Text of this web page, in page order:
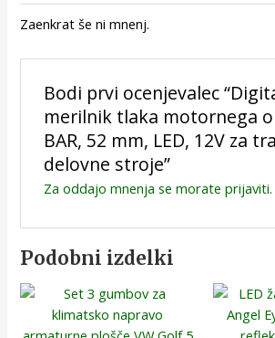
Zaenkrat še ni mnenj.
Bodi prvi ocenjevalec
merilnik tlaka motornega
BAR, 52 mm, LED, 12V za
delovne stroje”
Za oddajo mnenja se morate prijaviti.
Podobni izdelki